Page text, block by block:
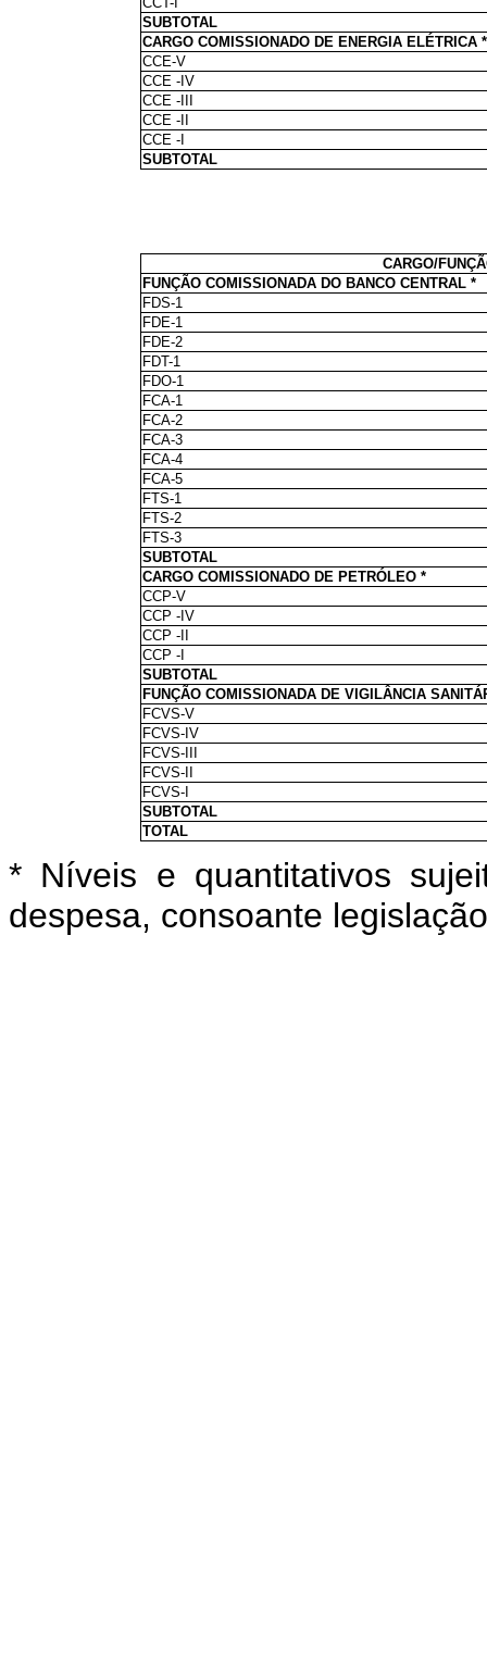
SUBTOTAL
CARGO COMISSIONADO DE ENERGIA ELÉTRICA *
CCE-V
CCE -IV
CCE -III
CCE -II
CCE -I
SUBTOTAL
CARGO/
FUNÇÃO COMISSIONADA DO BANCO CENTRAL *
FDS-1
FDE-1
FDE-2
FDT-1
FDO-1
FCA-1
FCA-2
FCA-3
FCA-4
FCA-5
FTS-1
FTS-2
FTS-3
SUBTOTAL
CARGO COMISSIONADO DE PETRÓLEO *
CCP-V
CCP -IV
CCP -II
CCP -I
SUBTOTAL
FUNÇÃO COMISSIONADA DE VIGILÂNCIA
FCVS-V
FCVS-IV
FCVS-III
FCVS-II
FCVS-I
SUBTOTAL
TOTAL
* Níveis e quantitativos
despesa, consoante